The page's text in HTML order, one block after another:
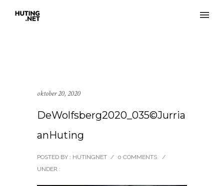
oktober 20, 2020
DeWolfsberg2020_035©Jurria
anHuting
POSTED BY : HUTINGNET / 0 COMMENTS
/
UNDER :